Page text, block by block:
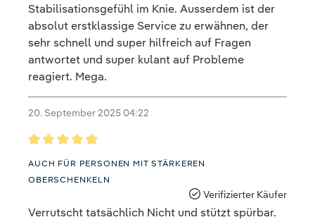
Stabilisationsgefühl im Knie. Ausserdem ist der
absolut erstklassige Service zu erwähnen, der
sehr schnell und super hilfreich auf Fragen
antwortet und super kulant auf Probleme
reagiert. Mega.
20. September 2025 04:22
Bewertung mit 5 von 5 Sternen
AUCH FÜR PERSONEN MIT STÄRKEREN
OBERSCHENKELN
Verifizierter Käufer
Verrutscht tatsächlich Nicht und stützt spürbar.